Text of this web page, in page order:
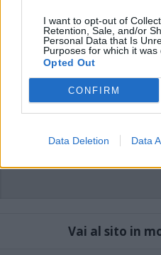
I want to opt-out of
Retention, Sale, and/or
Personal Data that Is
Purposes for which it was
Opted Out
CONFIRM
Data Deletion Data
Vai al sito in